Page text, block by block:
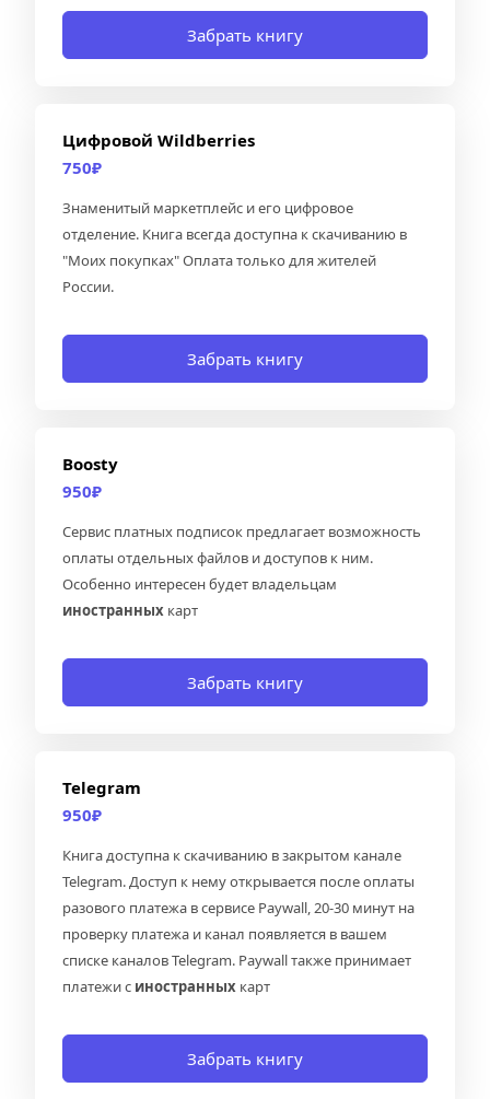
Забрать книгу
Цифровой Wildberries
750₽
Знаменитый маркетплейс и его цифровое
отделение. Книга всегда доступна к скачиванию в
"Моих покупках" Оплата только для жителей
России.
Забрать книгу
Boosty
950₽
Сервис платных подписок предлагает возможность
оплаты отдельных файлов и доступов к ним.
иностранных карт
Забрать книгу
Telegram
950₽
Книга доступна к скачиванию в закрытом канале
Telegram. Доступ к нему открывается после оплаты
разового платежа в сервисе Paywall, 20-30 минут на
проверку платежа и канал появляется в вашем
списке каналов Telegram. Paywall также принимает
платежи с иностранных карт
Забрать книгу